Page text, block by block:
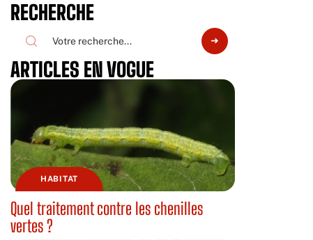
RECHERCHE
ARTICLES EN VOGUE
HABITAT
Quel traitement contre les chenilles
vertes ?